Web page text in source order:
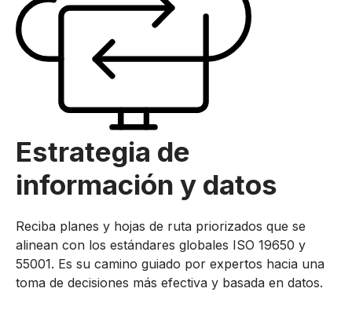
Estrategia de
información y datos
Reciba planes y hojas de ruta priorizados que se
alinean con los estándares globales ISO 19650 y
55001. Es su camino guiado por expertos hacia una
toma de decisiones más efectiva y basada en datos.